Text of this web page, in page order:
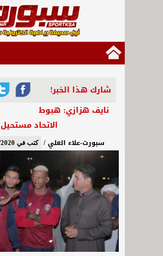
شارك هذا الخبر!
نايف هزازي: هبوط
الاتحاد مستحيل
سبورت-علاء العلي / كتب في 13/02/2020 - 1:53 م